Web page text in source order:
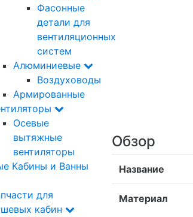
Фасонные
детали для
вентиляционных
систем
Алюминиевые
Воздуховоды
Армированные
Осевые
вытяжные
вентиляторы
Кабины и Ванны
для
кабин
Обзор
Название
Материал